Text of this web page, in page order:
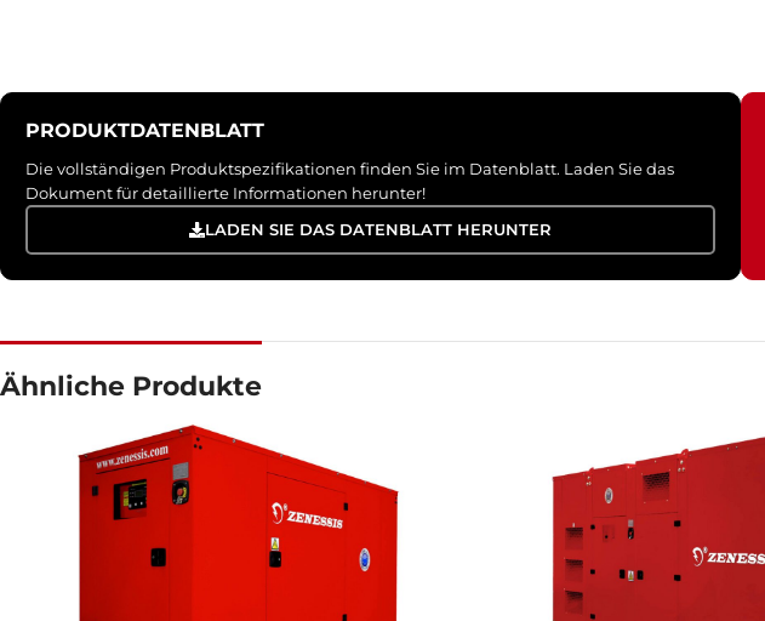
PRODUKTDATENBLATT
Die vollständigen Produktspezifikationen finden Sie im Datenblatt. Laden Sie das
Dokument für detaillierte Informationen herunter!
LADEN SIE DAS DATENBLATT HERUNTER
Ähnliche Produkte